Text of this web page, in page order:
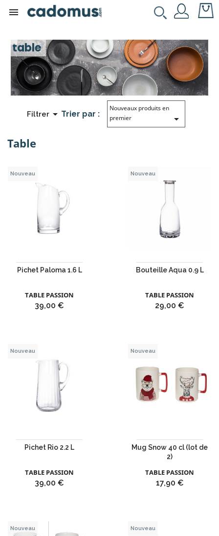

table
Filtrer Trier par :
Nouveaux produits en
premier

Table
Pichet Paloma 1.6 L
TABLE PASSION
Prix
39,00 €
Nouveau
Bouteille Aqua 0.9 L
TABLE PASSION
Prix
29,00 €
Nouveau
Pichet Rio 2.2 L
TABLE PASSION
Prix
39,00 €
Nouveau
Mug Snow 40 cl (lot de
2)
TABLE PASSION
Prix
17,90 €
Nouveau
Nouveau Nouveau